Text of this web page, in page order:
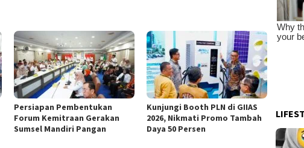
Persiapan Pembentukan
Forum Kemitraan Gerakan
Sumsel Mandiri Pangan
Kunjungi Booth PLN di GIIAS
2026, Nikmati Promo Tambah
Daya 50 Persen